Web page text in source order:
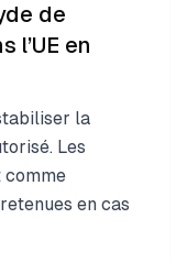
de
l’UE en
la
Les
comme
en cas